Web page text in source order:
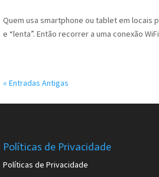
Quem usa smartphone ou tablet em locais
e “lenta”. Então recorrer a uma conexão
« Entradas Antigas
Políticas de Privacidade
Políticas de Privacidade